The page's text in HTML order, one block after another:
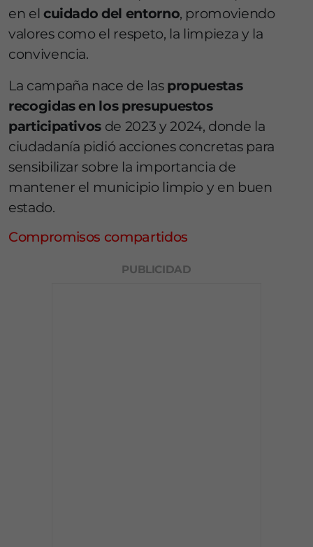
en el cuidado del entorno, promoviendo
valores como el respeto, la limpieza y la
convivencia.
La campaña nace de las propuestas
recogidas en los presupuestos
participativos de 2023 y 2024, donde la
ciudadanía pidió acciones concretas para
sensibilizar sobre la importancia de
mantener el municipio limpio y en buen
estado.
Compromisos compartidos
PUBLICIDAD